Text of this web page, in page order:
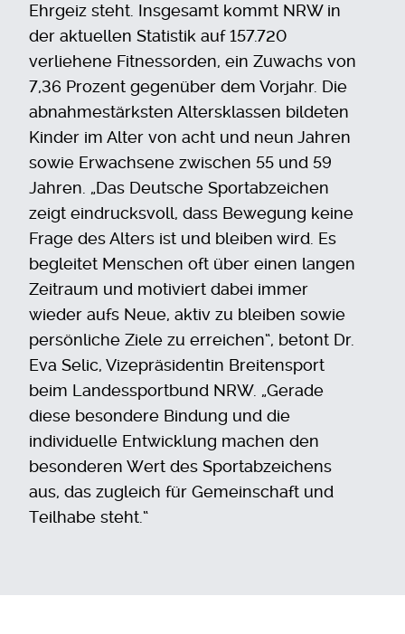
Ehrgeiz steht. Insgesamt kommt NRW in
der aktuellen Statistik auf 157.720
verliehene Fitnessorden, ein Zuwachs von
7,36 Prozent gegenüber dem Vorjahr. Die
abnahmestärksten Altersklassen bildeten
Kinder im Alter von acht und neun Jahren
sowie Erwachsene zwischen 55 und 59
Jahren. „Das Deutsche Sportabzeichen
zeigt eindrucksvoll, dass Bewegung keine
Frage des Alters ist und bleiben wird. Es
begleitet Menschen oft über einen langen
Zeitraum und motiviert dabei immer
wieder aufs Neue, aktiv zu bleiben sowie
persönliche Ziele zu erreichen“, betont Dr.
Eva Selic, Vizepräsidentin Breitensport
beim Landessportbund NRW. „Gerade
diese besondere Bindung und die
individuelle Entwicklung machen den
besonderen Wert des Sportabzeichens
aus, das zugleich für Gemeinschaft und
Teilhabe steht.“